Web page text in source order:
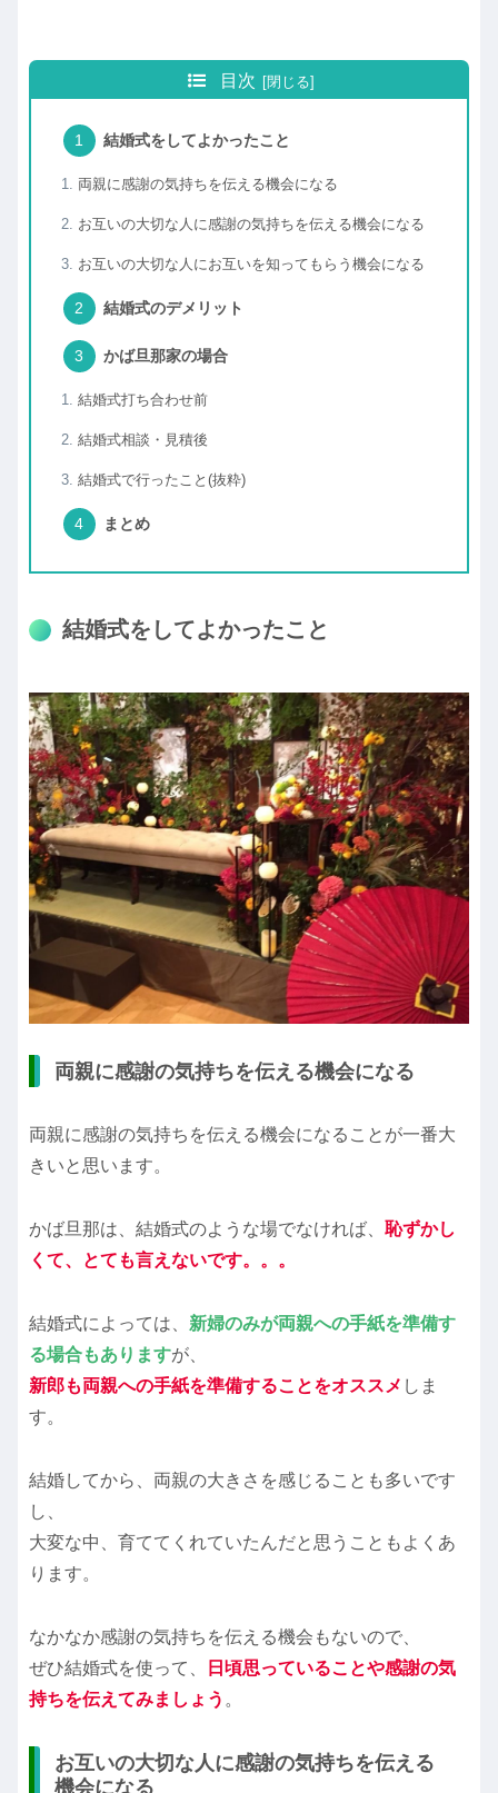
目次
結婚式をしてよかったこと
両親に感謝の気持ちを伝える機会になる
お互いの大切な人に感謝の気持ちを伝える機会になる
お互いの大切な人にお互いを知ってもらう機会になる
結婚式のデメリット
かば旦那家の場合
結婚式打ち合わせ前
結婚式相談・見積後
結婚式で行ったこと(抜粋)
まとめ
結婚式をしてよかったこと
両親に感謝の気持ちを伝える機会になる
両親に感謝の気持ちを伝える機会になることが一番大
きいと思います。
かば旦那は、結婚式のような場でなければ、 恥ずかし
くて、とても言えないです。。。
結婚式によっては、 新婦のみが両親への手紙を準備す
る場合もありますが、
新郎も両親への手紙を準備することをオススメ しま
す。
結婚してから、両親の大きさを感じることも多いです
し、
大変な中、育ててくれていたんだと思うこともよくあ
ります。
なかなか感謝の気持ちを伝える機会もないので、
ぜひ結婚式を使って、
日頃思っていることや感謝の気
持ちを伝えてみましょう 。
お互いの大切な人に感謝の気持ちを伝える
機会になる